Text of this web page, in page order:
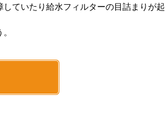
ていたり給水フィルターの目詰まりが起